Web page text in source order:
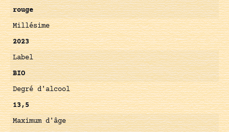
rouge
Millésime
2023
Label
BIO
Degré d'alcool
13,5
Maximum d'âge